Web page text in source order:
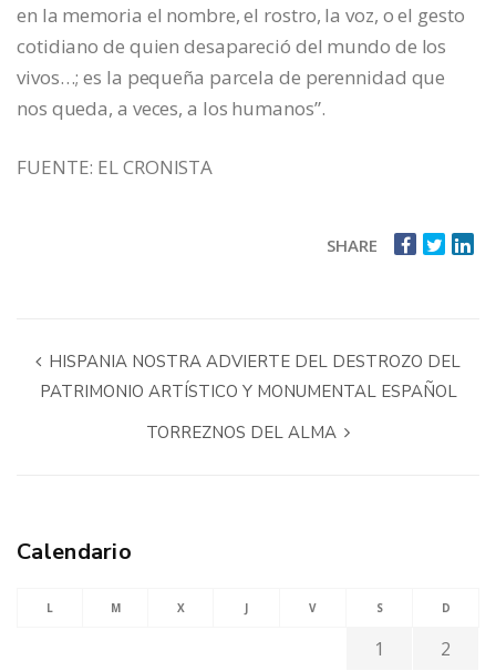
en la memoria el nombre, el rostro, la voz, o el gesto
cotidiano de quien desapareció del mundo de los
vivos…; es la pequeña parcela de perennidad que
nos queda, a veces, a los humanos”.
FUENTE: EL CRONISTA
SHARE
HISPANIA NOSTRA ADVIERTE DEL DESTROZO DEL
PATRIMONIO ARTÍSTICO Y MONUMENTAL ESPAÑOL
TORREZNOS DEL ALMA
Calendario
L M X J V S D
1 2